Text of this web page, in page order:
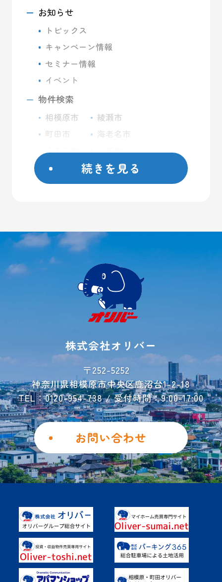
お知らせ
トピックス
キャンペーン情報
セミナー情報
イベント
物件検索
相模原市
町田市
八王子市
座間市
日野市
厚木市
綾瀬市
海老名市
川崎市
藤沢市
屋外コンテナ
大型ガレージ
初めての方へ
よくあるご質問
お荷物運搬サービス
お問い合わせ
ご解約フォーム
個人情報保護方針
Instagram
Facebook
具体的なご活用事例
オーナー様の声
よくあるご質問
続きを見る
株式会社オリバー
〒252-5252
神奈川県相模原市中央区鹿沼台1-2-18
TEL：0120-954-738 / 受付時間：9:00-17:00
お問い合わせ